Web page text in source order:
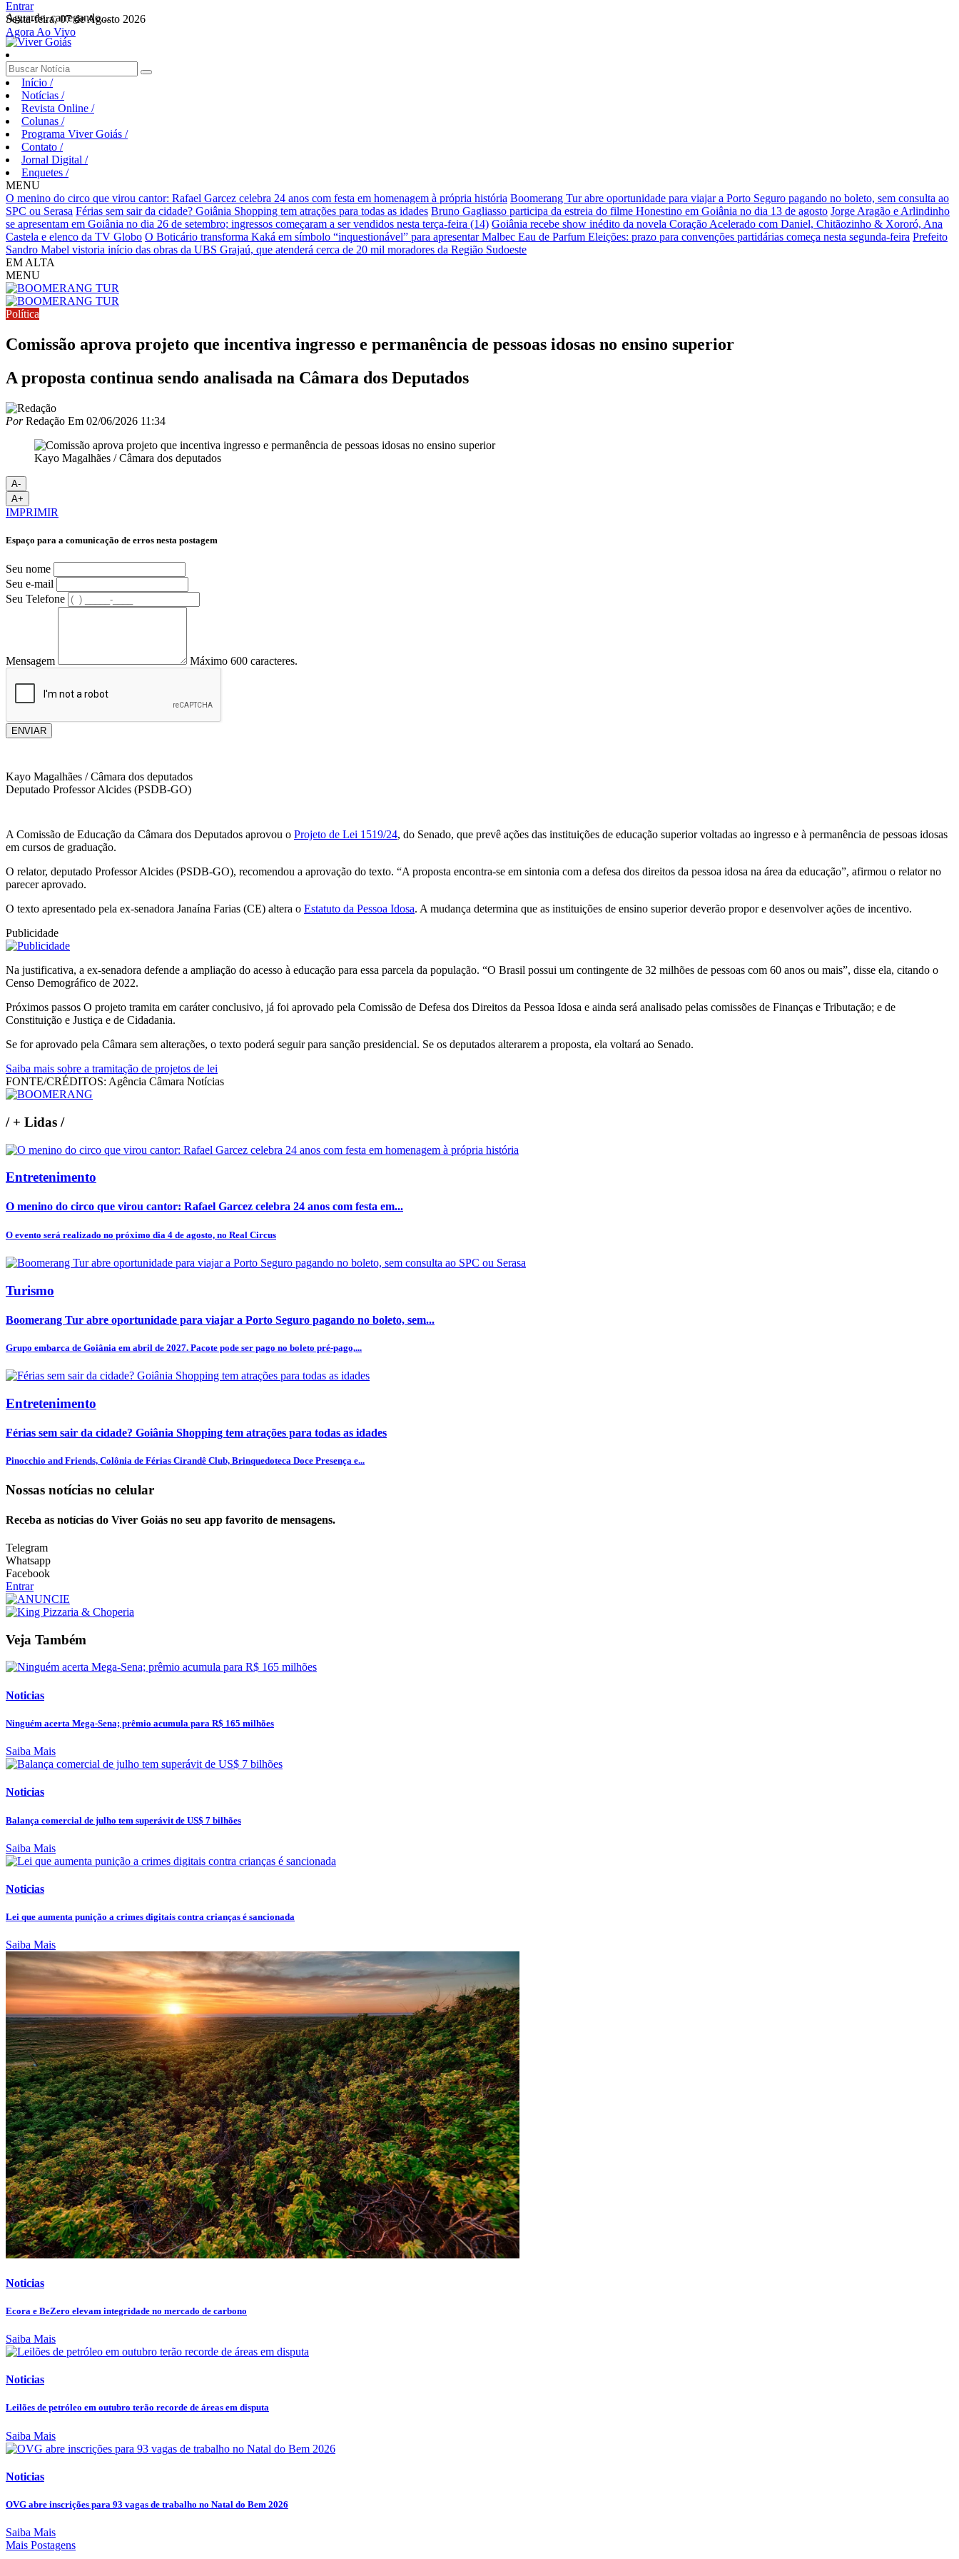
Aguarde, carregando...
Entrar
Sexta-feira, 07 de Agosto 2026
Agora Ao Vivo
Início /
Notícias /
Revista Online /
Colunas /
Programa Viver Goiás /
Contato /
Jornal Digital /
Enquetes /
MENU
O menino do circo que virou cantor: Rafael Garcez celebra 24 anos com festa em homenagem à própria história Boomerang Tur abre oportunidade para viajar a Porto Seguro pagando no boleto, sem consulta ao
SPC ou Serasa Férias sem sair da cidade? Goiânia Shopping tem atrações para todas as idades Bruno Gagliasso participa da estreia do filme Honestino em Goiânia no dia 13 de agosto Jorge Aragão e Arlindinho
se apresentam em Goiânia no dia 26 de setembro; ingressos começaram a ser vendidos nesta terça-feira (14) Goiânia recebe show inédito da novela Coração Acelerado com Daniel, Chitãozinho & Xororó, Ana
Castela e elenco da TV Globo O Boticário transforma Kaká em símbolo “inquestionável” para apresentar Malbec Eau de Parfum Eleições: prazo para convenções partidárias começa nesta segunda-feira Prefeito
Sandro Mabel vistoria início das obras da UBS Grajaú, que atenderá cerca de 20 mil moradores da Região Sudoeste
EM ALTA
MENU
Política
Comissão aprova projeto que incentiva ingresso e permanência de pessoas idosas no ensino superior
A proposta continua sendo analisada na Câmara dos Deputados
PorRedação Em 02/06/2026 11:34
Kayo Magalhães / Câmara dos deputados
A-
A+
IMPRIMIR
Espaço para a comunicação de erros nesta postagem
Seu nome
Seu e-mail
Seu Telefone
Mensagem Máximo 600 caracteres.
ENVIAR
Kayo Magalhães / Câmara dos deputados
Deputado Professor Alcides (PSDB-GO)
A Comissão de Educação da Câmara dos Deputados aprovou o Projeto de Lei 1519/24, do Senado, que prevê ações das instituições de educação superior voltadas ao ingresso e à permanência de pessoas idosas
em cursos de graduação.
O relator, deputado Professor Alcides (PSDB-GO), recomendou a aprovação do texto. “A proposta encontra-se em sintonia com a defesa dos direitos da pessoa idosa na área da educação”, afirmou o relator no
parecer aprovado.
O texto apresentado pela ex-senadora Janaína Farias (CE) altera o Estatuto da Pessoa Idosa. A mudança determina que as instituições de ensino superior deverão propor e desenvolver ações de incentivo.
Publicidade
Na justificativa, a ex-senadora defende a ampliação do acesso à educação para essa parcela da população. “O Brasil possui um contingente de 32 milhões de pessoas com 60 anos ou mais”, disse ela, citando o
Censo Demográfico de 2022.
Próximos passos O projeto tramita em caráter conclusivo, já foi aprovado pela Comissão de Defesa dos Direitos da Pessoa Idosa e ainda será analisado pelas comissões de Finanças e Tributação; e de
Constituição e Justiça e de Cidadania.
Se for aprovado pela Câmara sem alterações, o texto poderá seguir para sanção presidencial. Se os deputados alterarem a proposta, ela voltará ao Senado.
Saiba mais sobre a tramitação de projetos de lei
FONTE/CRÉDITOS: Agência Câmara Notícias
/+ Lidas /
Entretenimento
O menino do circo que virou cantor: Rafael Garcez celebra 24 anos com festa em...
O evento será realizado no próximo dia 4 de agosto, no Real Circus
Turismo
Boomerang Tur abre oportunidade para viajar a Porto Seguro pagando no boleto, sem...
Grupo embarca de Goiânia em abril de 2027. Pacote pode ser pago no boleto pré-pago,...
Entretenimento
Férias sem sair da cidade? Goiânia Shopping tem atrações para todas as idades
Pinocchio and Friends, Colônia de Férias Cirandê Club, Brinquedoteca Doce Presença e...
Nossas notícias no celular
Receba as notícias do Viver Goiás no seu app favorito de mensagens.
Telegram
Whatsapp
Facebook
Entrar
Veja Também
Noticias
Ninguém acerta Mega-Sena; prêmio acumula para R$ 165 milhões
Saiba Mais
Noticias
Balança comercial de julho tem superávit de US$ 7 bilhões
Saiba Mais
Noticias
Lei que aumenta punição a crimes digitais contra crianças é sancionada
Saiba Mais
Noticias
Ecora e BeZero elevam integridade no mercado de carbono
Saiba Mais
Noticias
Leilões de petróleo em outubro terão recorde de áreas em disputa
Saiba Mais
Noticias
OVG abre inscrições para 93 vagas de trabalho no Natal do Bem 2026
Saiba Mais
Mais Postagens